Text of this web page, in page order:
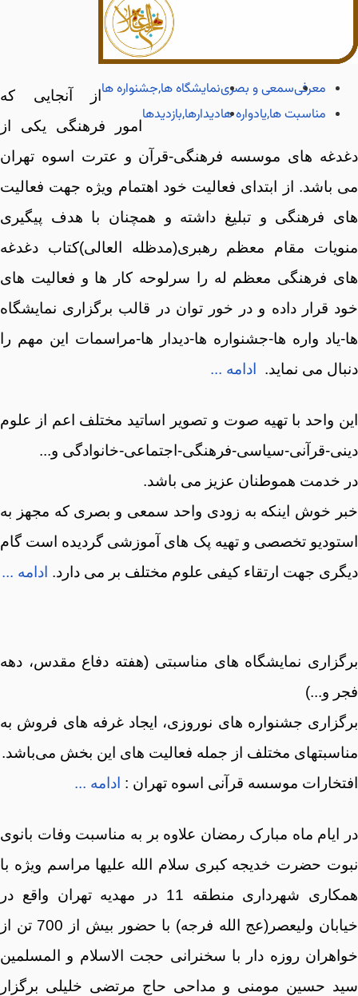
معرفیسمعی و بصرینمایشگاه ها,جشنواره ها
مناسبت ها,یادواره هادیدارها,بازدیدها
از آنجایی که
امور فرهنگی یکی از
دغدغه های موسسه فرهنگی-قرآن و عترت اسوه تهران
می باشد. از ابتدای فعالیت خود اهتمام ویژه جهت فعالیت
های فرهنگی و تبلیغ داشته و همچنان با هدف پیگیری
منویات مقام معظم رهبری(مدظله العالی)کتاب دغدغه
های فرهنگی معظم له را سرلوحه کار ها و فعالیت های
خود قرار داده و در خور توان در قالب برگزاری نمایشگاه
ها-یاد واره ها-جشنواره ها-دیدار ها-مراسمات این مهم را
دنبال می نماید.
ادامه ...
این واحد با تهیه صوت و تصویر اساتید مختلف اعم از علوم
دینی-قرآنی-سیاسی-فرهنگی-اجتماعی-خانوادگی و...
در خدمت هموطنان عزیز می باشد.
خبر خوش اینکه به زودی واحد سمعی و بصری که مجهز به
استودیو تخصصی و تهیه پک های آموزشی گردیده است گام
دیگری جهت ارتقاء کیفی علوم مختلف بر می دارد. ادامه ...
برگزاری نمایشگاه های مناسبتی (هفته دفاع مقدس، دهه
فجر و...)
برگزاری جشنواره های نوروزی، ایجاد غرفه های فروش به
مناسبتهای مختلف از جمله فعالیت های این بخش می‌باشد.
افتخارات موسسه قرآنی اسوه تهران : ادامه ...
در ایام ماه مبارک رمضان علاوه بر به مناسبت وفات بانوی
نبوت حضرت خدیجه کبری سلام الله علیها مراسم ویژه با
همکاری شهرداری منطقه 11 در مهدیه تهران واقع در
خیابان ولیعصر(عج الله فرجه) با حضور بیش از 700 تن از
خواهران روزه دار با سخنرانی حجت الاسلام و المسلمین
سید حسین مومنی و مداحی حاج مرتضی خلیلی برگزار